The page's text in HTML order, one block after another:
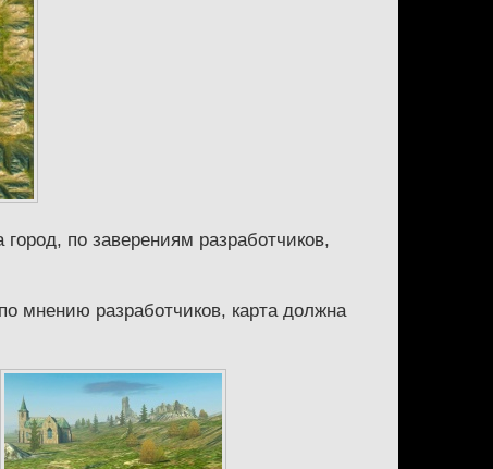
по заверениям разработчиков,
мнению разработчиков, карта должна